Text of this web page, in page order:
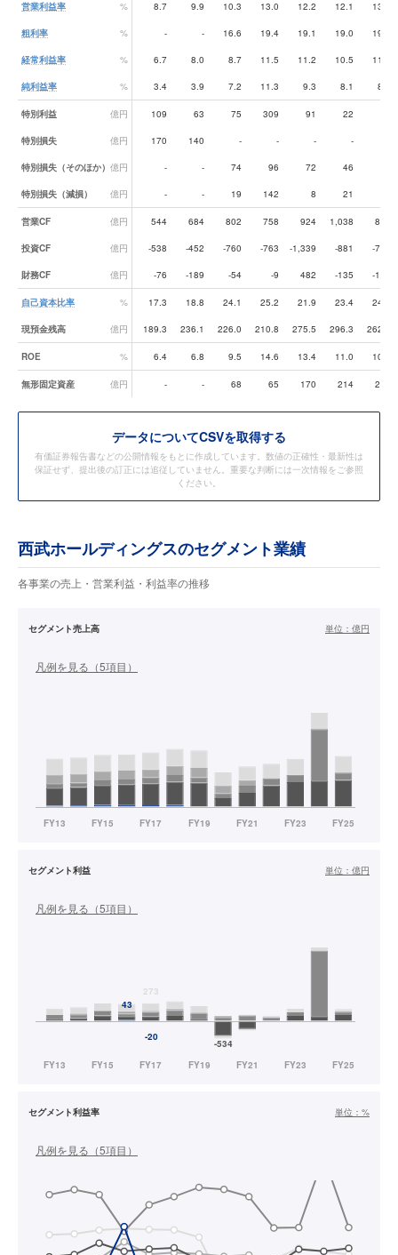
営業利益率 % 8.7 9.9 10.3 13.0 12.2 12.1 13.0
粗利率 % - - 16.6 19.4 19.1 19.0 19.9
経常利益率 % 6.7 8.0 8.7 11.5 11.2 10.5 11.6
純利益率 % 3.4 3.9 7.2 11.3 9.3 8.1 8.0
特別利益 億円 109 63 75 309 91 22
特別損失 億円 170 140 - - - -
特別損失（そのほか） 億円 - - 74 96 72 46
特別損失（減損） 億円 - - 19 142 8 21
営業CF 億円 544 684 802 758 924 1,038 881
投資CF 億円 -538 -452 -760 -763 -1,339 -881 -731
財務CF 億円 -76 -189 -54 -9 482 -135 -179
自己資本比率 % 17.3 18.8 24.1 25.2 21.9 23.4 24.1
現預金残高 億円 189.3 236.1 226.0 210.8 275.5 296.3 262.7
ROE % 6.4 6.8 9.5 14.6 13.4 11.0 10.9
無形固定資産 億円 - - 68 65 170 214 235
データについてCSVを取得する
有価証券報告書などの公開情報をもとに作成しています。数値の正確性・最新性は
保証せず、提出後の訂正には追従していません。重要な判断には一次情報をご参照
ください。
西武ホールディングスのセグメント業績
各事業の売上・営業利益・利益率の推移
セグメント売上高 単位： 億円
凡例を見る（5項目）
セグメント利益 単位： 億円
凡例を見る（5項目）
セグメント利益率 単位： %
凡例を見る（5項目）